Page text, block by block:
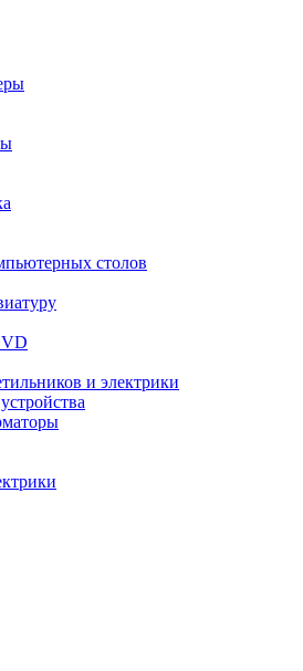
столов
и электрики